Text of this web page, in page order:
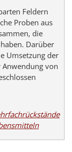
Feldern
Proben aus
die
Darüber
Umsetzung der
von